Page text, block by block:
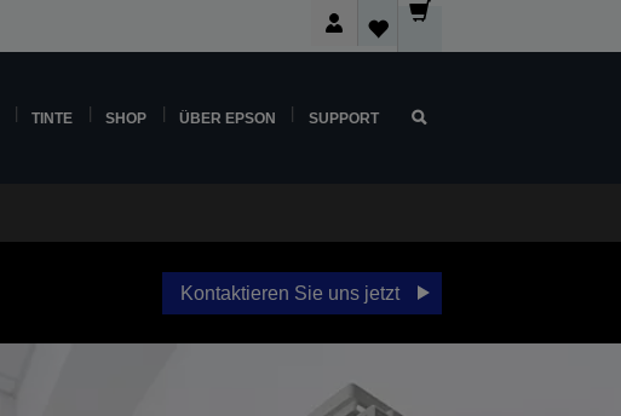
TINTE SHOP ÜBER EPSON SUPPORT
Kontaktieren Sie uns jetzt